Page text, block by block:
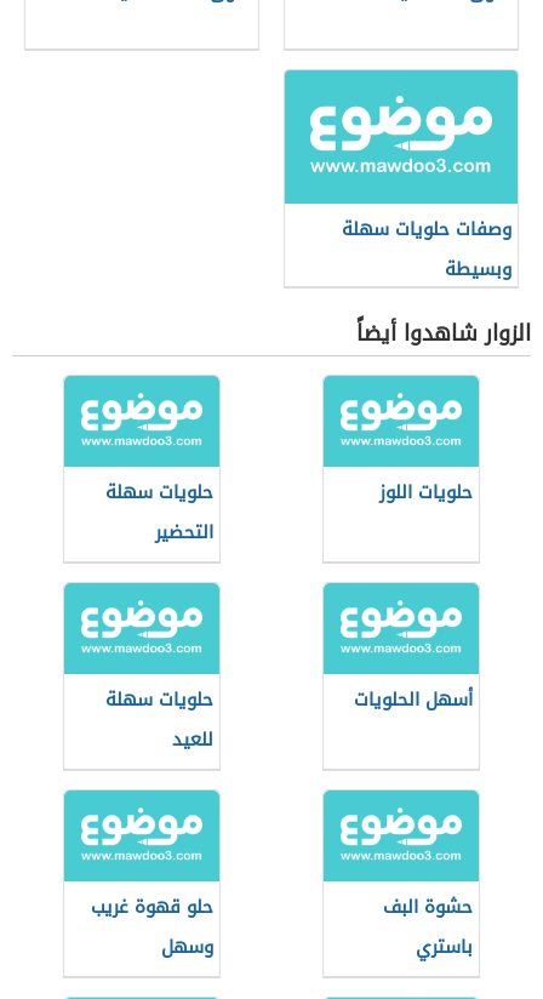
وصفات حلويات سهلة
وبسيطة
الزوار شاهدوا أيضاً
حلويات اللوز
حلويات سهلة
التحضير
أسهل الحلويات
حلويات سهلة
للعيد
حشوة البف
باستري
حلو قهوة غريب
وسهل